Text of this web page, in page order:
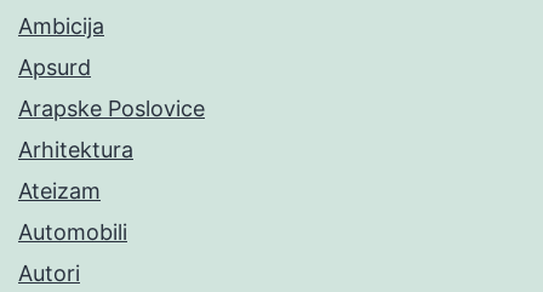
Ambicija
Apsurd
Arapske Poslovice
Arhitektura
Ateizam
Automobili
Autori